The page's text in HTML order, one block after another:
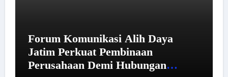
Forum Komunikasi Alih Daya
Jatim Perkuat Pembinaan
Perusahaan Demi Hubungan